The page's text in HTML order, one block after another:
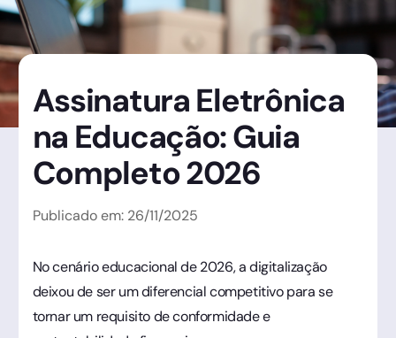
Assinatura Eletrônica
na Educação: Guia
Completo 2026
Publicado em: 26/11/2025
No cenário educacional de 2026, a digitalização
deixou de ser um diferencial competitivo para se
tornar um requisito de conformidade e